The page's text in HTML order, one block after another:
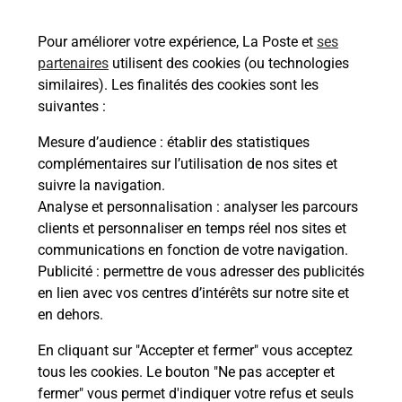
Pour améliorer votre expérience, La Poste et ses
partenaires utilisent des cookies (ou technologies
similaires). Les finalités des cookies sont les
suivantes :
Mesure d’audience : établir des statistiques
complémentaires sur l’utilisation de nos sites et
suivre la navigation.
Analyse et personnalisation : analyser les parcours
clients et personnaliser en temps réel nos sites et
communications en fonction de votre navigation.
Publicité : permettre de vous adresser des publicités
en lien avec vos centres d’intérêts sur notre site et
en dehors.
En cliquant sur "Accepter et fermer" vous acceptez
tous les cookies. Le bouton "Ne pas accepter et
fermer" vous permet d'indiquer votre refus et seuls
En savoir plus
Malin !
La Poste
en ligne
Ouvert 24h/24
En savoir plus